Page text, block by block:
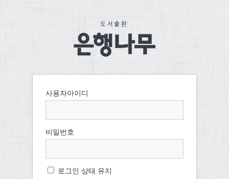
사용자아이디
비밀번호
로그인 상태 유지